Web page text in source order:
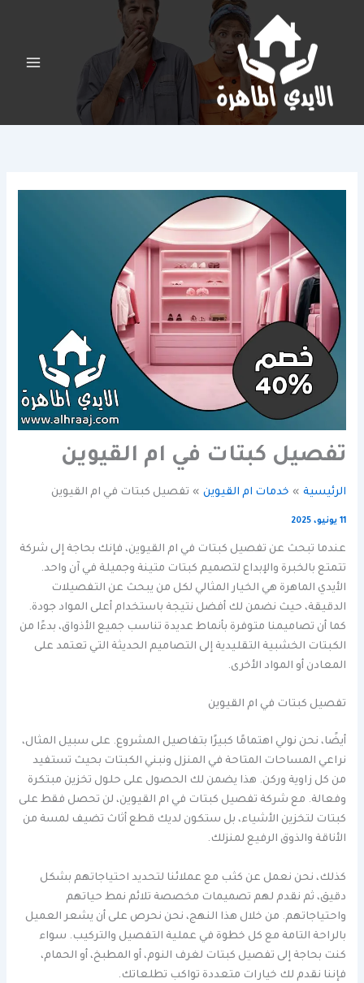
تفصيل كبتات في ام القيوين
الرئيسية خدمات ام القيوين تفصيل كبتات في ام القيوين
11 يونيو، 2025
عندما تبحث عن تفصيل كبتات في ام القيوين، فإنك بحاجة إلى شركة
تتمتع بالخبرة والإبداع لتصميم كبتات متينة وجميلة في آن واحد.
الأيدي الماهرة هي الخيار المثالي لكل من يبحث عن التفصيلات
الدقيقة، حيث نضمن لك أفضل نتيجة باستخدام أعلى المواد جودة.
كما أن تصاميمنا متوفرة بأنماط عديدة تناسب جميع الأذواق، بدءًا من
الكبتات الخشبية التقليدية إلى التصاميم الحديثة التي تعتمد على
المعادن أو المواد الأخرى.
تفصيل كبتات في ام القيوين
أيضًا، نحن نولي اهتمامًا كبيرًا بتفاصيل المشروع. على سبيل المثال،
نراعي المساحات المتاحة في المنزل ونبني الكبتات بحيث تستفيد
من كل زاوية وركن. هذا يضمن لك الحصول على حلول تخزين مبتكرة
وفعالة. مع شركة تفصيل كبتات في ام القيوين، لن تحصل فقط على
كبتات لتخزين الأشياء، بل ستكون لديك قطع أثاث تضيف لمسة من
الأناقة والذوق الرفيع لمنزلك.
كذلك، نحن نعمل عن كثب مع عملائنا لتحديد احتياجاتهم بشكل
دقيق، ثم نقدم لهم تصميمات مخصصة تلائم نمط حياتهم
واحتياجاتهم. من خلال هذا النهج، نحن نحرص على أن يشعر العميل
بالراحة التامة مع كل خطوة في عملية التفصيل والتركيب. سواء
كنت بحاجة إلى تفصيل كبتات لغرف النوم، أو المطبخ، أو الحمام،
فإننا نقدم لك خيارات متعددة تواكب تطلعاتك.